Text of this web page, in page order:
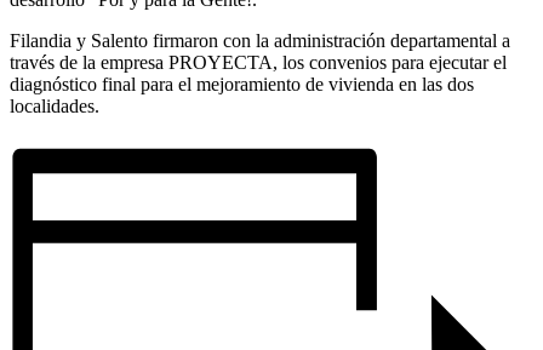
Filandia y Salento firmaron con la administración departamental a
través de la empresa PROYECTA, los convenios para ejecutar el
diagnóstico final para el mejoramiento de vivienda en las dos
localidades.